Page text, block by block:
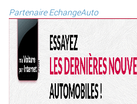
Partenaire EchangeAuto